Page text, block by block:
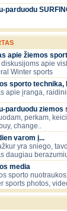
parduodu
apie žiemos
apie
Winter sports
sporto technika,
apie įranga,
parduodu
perkam,
change..
varom į...
yra sniego,
daugiau
media
sporto
sports photos,